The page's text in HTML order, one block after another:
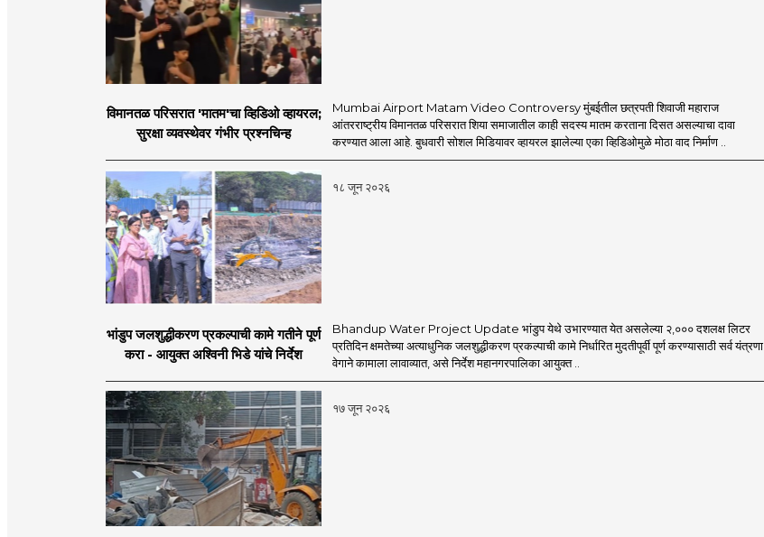
विमानतळ परिसरात 'मातम'चा व्हिडिओ व्हायरल;
सुरक्षा व्यवस्थेवर गंभीर प्रश्नचिन्ह
Mumbai Airport Matam Video Controversy मुंबईतील छत्रपती शिवाजी महाराज
आंतरराष्ट्रीय विमानतळ परिसरात शिया समाजातील काही सदस्य मातम करताना दिसत असल्याचा दावा
करण्यात आला आहे. बुधवारी सोशल मिडियावर व्हायरल झालेल्या एका व्हिडिओमुळे मोठा वाद निर्माण ..
१८ जून २०२६
भांडुप जलशुद्धीकरण प्रकल्पाची कामे गतीने पूर्ण
करा - आयुक्त अश्विनी भिडे यांचे निर्देश
Bhandup Water Project Update भांडुप येथे उभारण्यात येत असलेल्या २,००० दशलक्ष लिटर
प्रतिदिन क्षमतेच्या अत्याधुनिक जलशुद्धीकरण प्रकल्पाची कामे निर्धारित मुदतीपूर्वी पूर्ण करण्यासाठी सर्व यंत्रणा
वेगाने कामाला लावाव्यात, असे निर्देश महानगरपालिका आयुक्त ..
१७ जून २०२६